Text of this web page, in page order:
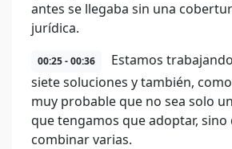
antes se llegaba sin una
jurídica.
00:25 - 00:36
Estamos
siete soluciones y también,
muy probable que no sea solo
que tengamos que adoptar, sino
combinar varias.